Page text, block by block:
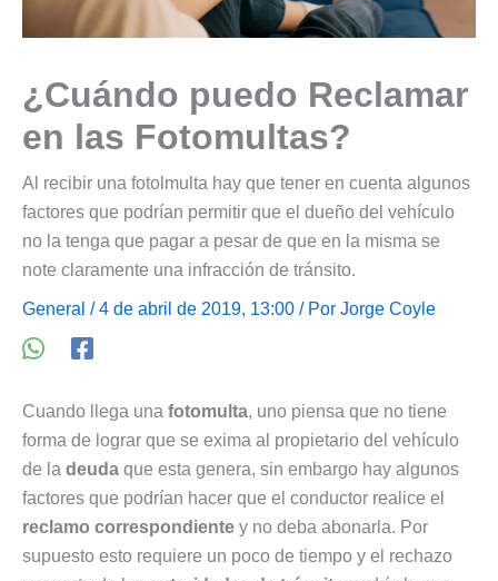
¿Cuándo puedo Reclamar
en las Fotomultas?
Al recibir una fotolmulta hay que tener en cuenta algunos
factores que podrían permitir que el dueño del vehículo
no la tenga que pagar a pesar de que en la misma se
note claramente una infracción de tránsito.
General / 4 de abril de 2019, 13:00 / Por Jorge Coyle
Cuando llega una fotomulta, uno piensa que no tiene
forma de lograr que se exima al propietario del vehículo
de la deuda que esta genera, sin embargo hay algunos
factores que podrían hacer que el conductor realice el
reclamo correspondiente y no deba abonarla. Por
supuesto esto requiere un poco de tiempo y el rechazo